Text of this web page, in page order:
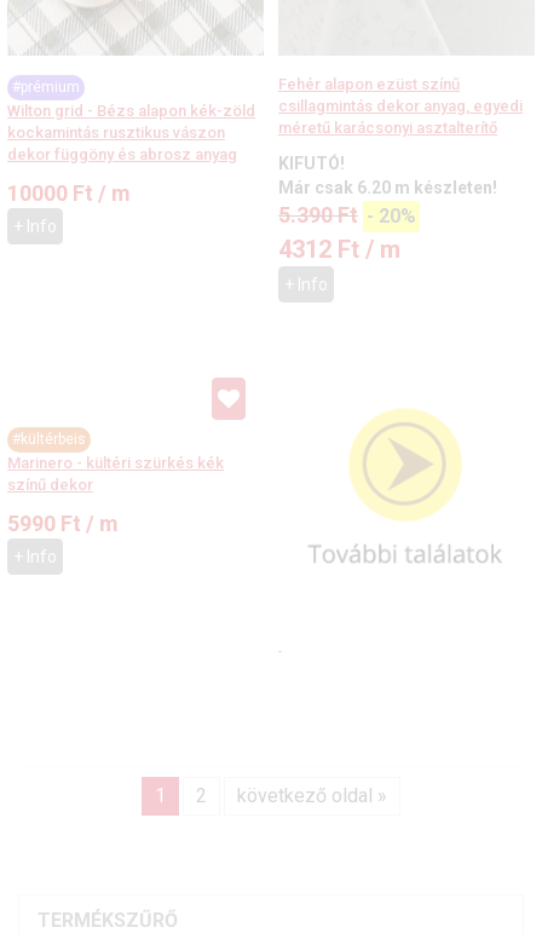
#prémium
Wilton grid - Bézs alapon kék-zöld
kockamintás rusztikus vászon
dekor függöny és abrosz anyag
10000 Ft / m
+ Info
Fehér alapon ezüst színű
csillagmintás dekor anyag, egyedi
méretű karácsonyi asztalterítő
KIFUTÓ!
Már csak 6.20 m készleten!
5.390Ft - 20%
4312 Ft / m
+ Info
#kültérbeis
Marinero - kültéri szürkés kék
színű dekor
5990 Ft / m
+ Info
1 2 következő oldal »
TERMÉKSZŰRŐ